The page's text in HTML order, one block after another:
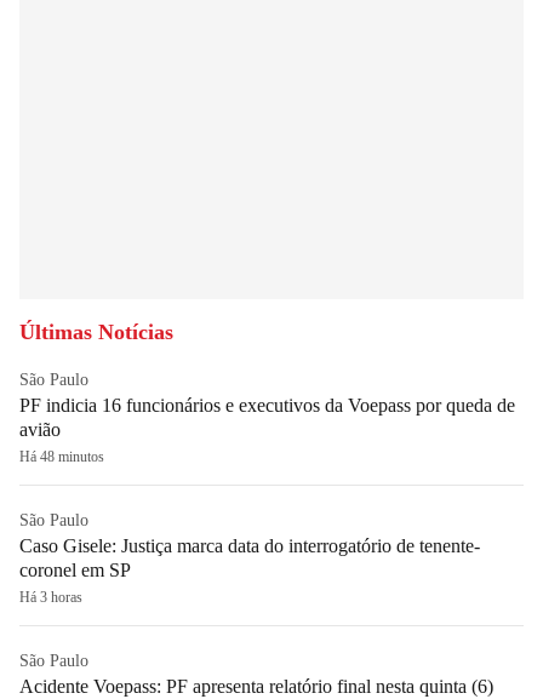
Últimas Notícias
São Paulo
PF indicia 16 funcionários e executivos da Voepass por queda de
avião
Há 48 minutos
São Paulo
Caso Gisele: Justiça marca data do interrogatório de tenente-
coronel em SP
Há 3 horas
São Paulo
Acidente Voepass: PF apresenta relatório final nesta quinta (6)